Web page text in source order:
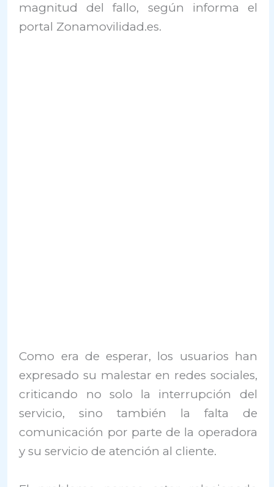
magnitud del fallo, según informa el
portal Zonamovilidad.es.
Como era de esperar, los usuarios han
expresado su malestar en redes sociales,
criticando no solo la interrupción del
servicio, sino también la falta de
comunicación por parte de la operadora
y su servicio de atención al cliente.